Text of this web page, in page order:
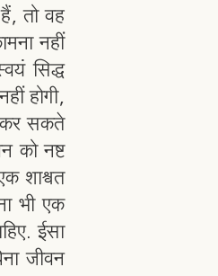
तो वह
नहीं
सिद्ध
होगी,
कर सकते
को नष्ट
शाश्वत
भी एक
ईसा
जीवन